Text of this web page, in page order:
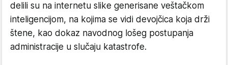
delili su na internetu slike generisane veštačkom
inteligencijom, na kojima se vidi devojčica koja drži
štene, kao dokaz navodnog lošeg postupanja
administracije u slučaju katastrofe.